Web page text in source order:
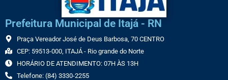
Prefeitura Municipal de Itajá - RN
Praça Vereador José de Deus Barbosa, 70 CENTRO
CEP: 59513-000, ITAJÁ - Rio grande do Norte
HORÁRIO DE ATENDIMENTO: 07H ÀS 13H
Telefone: (84) 3330-2255